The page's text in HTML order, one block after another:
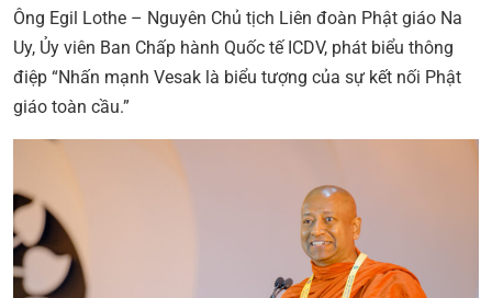
Ông Egil Lothe – Nguyên Chủ tịch Liên đoàn Phật giáo Na
Uy, Ủy viên Ban Chấp hành Quốc tế ICDV, phát biểu thông
điệp “Nhấn mạnh Vesak là biểu tượng của sự kết nối Phật
giáo toàn cầu.”